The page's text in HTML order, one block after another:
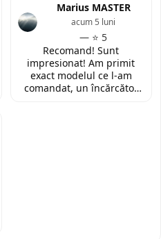
fata locului, am fost placut
impresionata de
amabilitatea si priceperea
personalului. Multumesc
tare mult pentru ajutorul
oferit!
Marius MASTER
— ⭐ 5
acum 5 luni
Recomand! Sunt
impresionat! Am primit
exact modelul ce l-am
comandat, un încărcător